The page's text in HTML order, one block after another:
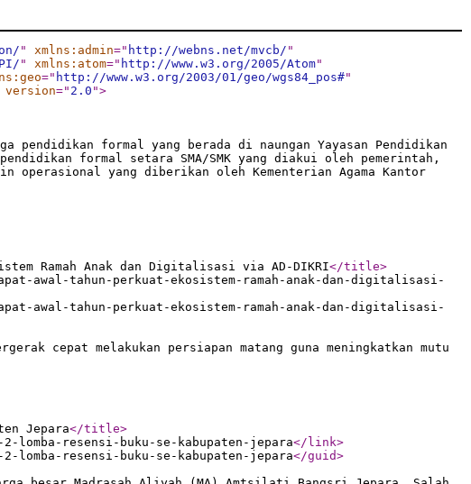
" xmlns:admin=" http://webns.net/mvcb/ "
" xmlns:atom=" http://www.w3.org/2005/Atom"
=" http://www.w3.org/2003/01/geo/wgs84_pos#"
version=" 2.0 ">
formal yang berada di naungan Yayasan Pendidikan
formal setara SMA/SMK yang diakui oleh pemerintah,
operasional yang diberikan oleh Kementerian Agama Kantor
Ramah Anak dan Digitalisasi via AD-DIKRI</title>
awal-tahun-perkuat-ekosistem-ramah-anak-dan-digitalisasi-
awal-tahun-perkuat-ekosistem-ramah-anak-dan-digitalisasi-
cepat melakukan persiapan matang guna meningkatkan mutu
Jepara</title>
resensi-buku-se-kabupaten-jepara</link>
resensi-buku-se-kabupaten-jepara</guid>